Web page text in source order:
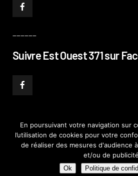
Suivre Est Ouest 371 sur
© PHILIPPE PATAUD CÉLÉRIER 2019–
CONFIDENTIALITÉ–PLAN
En poursuivant votre navigation sur
l’utilisation de cookies pour votre
de réaliser des mesures d'audience
et/ou de
Ok Politique de